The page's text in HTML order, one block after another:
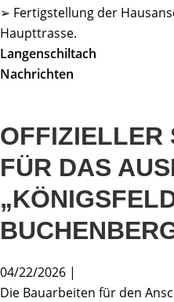
➢ Fertigstellung der
Haupttrasse.
Langenschiltach
Nachrichten
OFFIZIELLER
FÜR DAS
04/22/2026 |
Die Bauarbeiten für den